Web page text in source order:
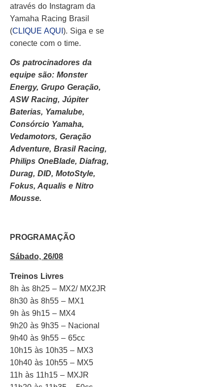
através do Instagram da
Yamaha Racing Brasil
(CLIQUE AQUI ). Siga e se
conecte com o time.
Os patrocinadores da
equipe são: Monster
Energy, Grupo Geração,
ASW Racing, Júpiter
Baterias, Yamalube,
Consórcio Yamaha,
Vedamotors, Geração
Adventure, Brasil Racing,
Philips OneBlade, Diafrag,
Durag, DID, MotoStyle,
Fokus, Aqualis e Nitro
Mousse.
PROGRAMAÇÃO
Sábado, 26/08
Treinos Livres
8h às 8h25 – MX2/ MX2JR
8h30 às 8h55 – MX1
9h às 9h15 – MX4
9h20 às 9h35 – Nacional
9h40 às 9h55 – 65cc
10h15 às 10h35 – MX3
10h40 às 10h55 – MX5
11h às 11h15 – MXJR